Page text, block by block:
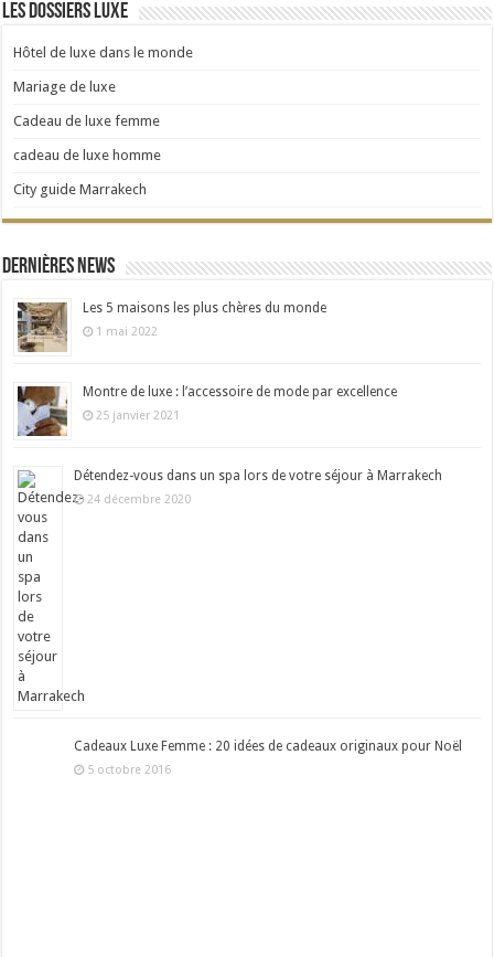
Les dossiers Luxe
Hôtel de luxe dans le monde
Mariage de luxe
Cadeau de luxe femme
cadeau de luxe homme
City guide Marrakech
Dernières news
Les 5 maisons les plus chères du monde
1 mai 2022
Montre de luxe : l’accessoire de mode par excellence
25 janvier 2021
Détendez-vous dans un spa lors de votre séjour à Marrakech
24 décembre 2020
Cadeaux Luxe Femme : 20 idées de cadeaux originaux pour Noël
5 octobre 2016